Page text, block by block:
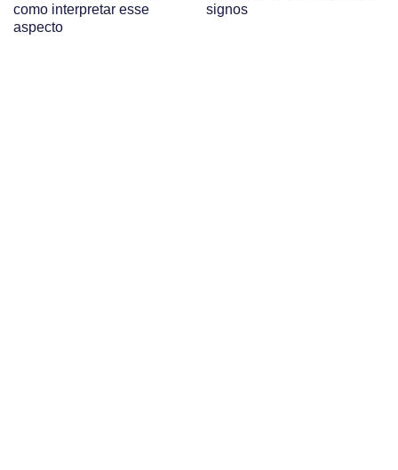
como interpretar esse
aspecto
signos